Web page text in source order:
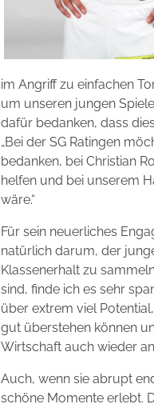
im Angriff zu einfachen
um unseren jungen
dafür bedanken, dass
„Bei der SG Ratingen
bedanken, bei Christian
helfen und bei unserem
wäre.“
Für sein neuerliches
natürlich darum, der
Klassenerhalt zu
sind, finde ich es sehr
über extrem viel
gut überstehen können
Wirtschaft auch wieder
Auch, wenn sie abrupt
schöne Momente erlebt.